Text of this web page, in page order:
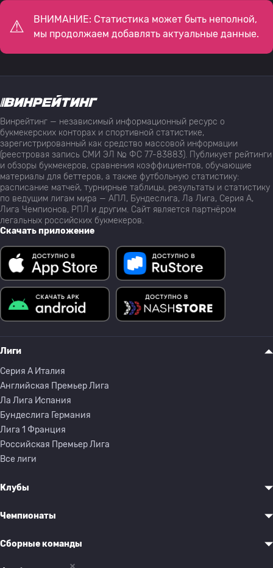
ВНИМАНИЕ: Статистика может быть неполной,
мы продолжаем добавлять актуальные данные.
Винрейтинг — независимый информационный ресурс о
букмекерских конторах и спортивной статистике,
зарегистрированный как средство массовой информации
(реестровая запись СМИ ЭЛ № ФС 77-83883). Публикует рейтинги
и обзоры букмекеров, сравнения коэффициентов, обучающие
материалы для беттеров, а также футбольную статистику:
расписание матчей, турнирные таблицы, результаты и статистику
по ведущим лигам мира — АПЛ, Бундеслига, Ла Лига, Серия А,
Лига Чемпионов, РПЛ и другим. Сайт является партнёром
легальных российских букмекеров.
Скачать приложение
Лиги
Серия A Италия
Английская Премьер Лига
Ла Лига Испания
Бундеслига Германия
Лига 1 Франция
Российская Премьер Лига
Все лиги
Клубы
Чемпионаты
Сборные команды